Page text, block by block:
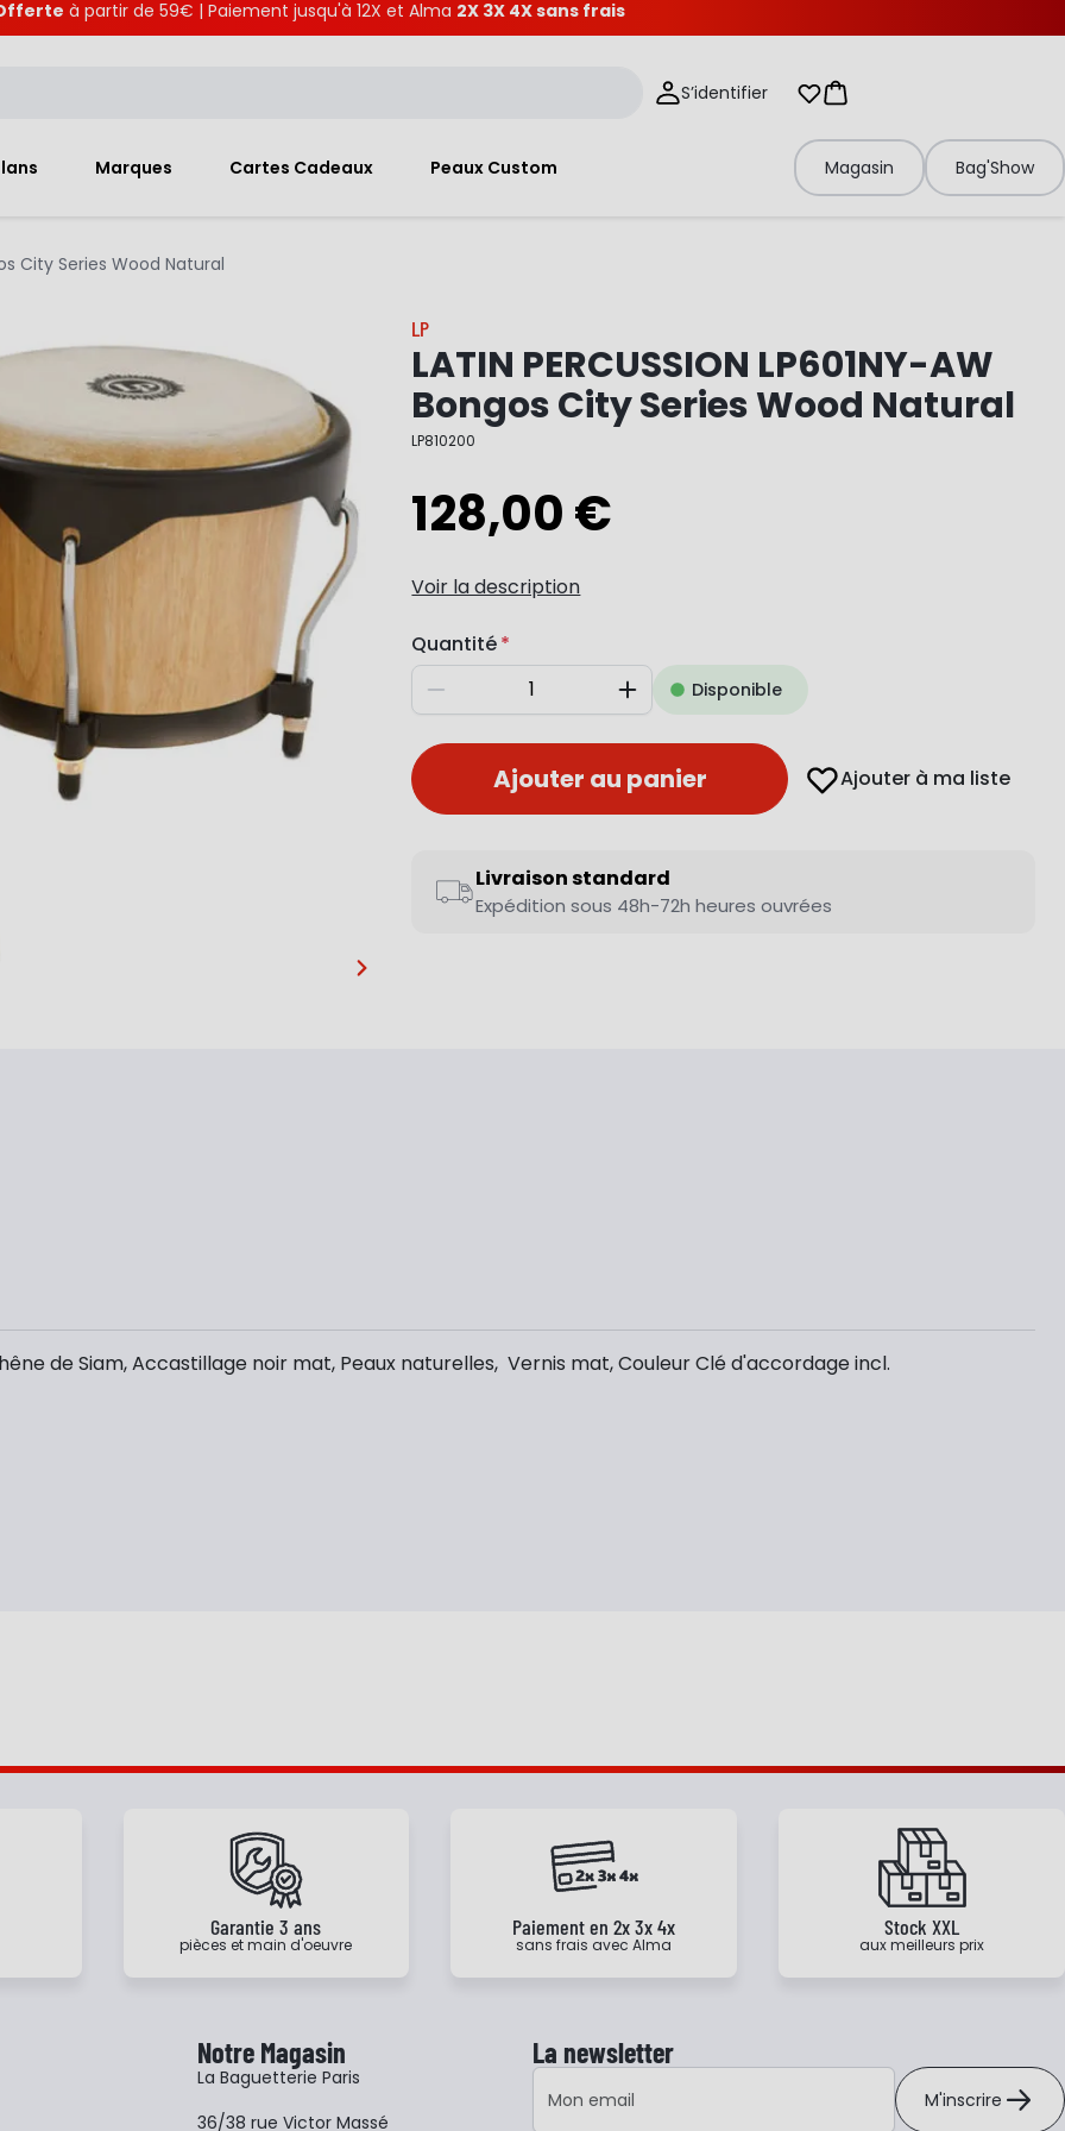
à partir de 59€ | Paiement jusqu'à 12X et Alma 2X 3X 4X sans frais
S’identifier Mes listes d'envies
Panier
Marques Cartes Cadeaux Peaux Custom Magasin Bag'Show
City Series Wood Natural
…
LP
LATIN PERCUSSION LP601NY-AW
Bongos City Series Wood Natural
LP810200
128,00 €
Voir la description
Quantité
Diminuer AugmenterDisponible
Ajouter au panier Ajouter à ma liste
Livraison standard
Expédition sous 48h-72h heures ouvrées
de Siam, Accastillage noir mat, Peaux naturelles, Vernis mat, Couleur Clé d'accordage incl.
Garantie 3 ans
pièces et main d'oeuvre
Paiement en 2x 3x 4x
sans frais avec Alma
Stock XXL
aux meilleurs prix
Notre Magasin
La Baguetterie Paris
36/38 rue Victor Massé
La newsletter
Adresse e-mail
M'inscrire